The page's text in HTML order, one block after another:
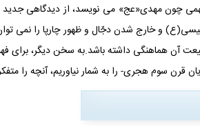
چون مهدی«عج» می ‏نویسد، از دیدگاهی
و خارج شدن دجّال و ظهور چارپا را نمی‏
آن هماهنگی داشته باشد.به سخن دیگر، برای
قرن سوم هجری- را به شمار نیاوریم، آنچه را